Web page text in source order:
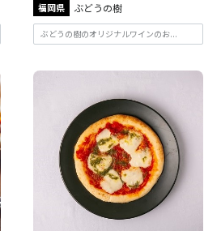
福岡県 ぶどうの樹
ぶどうの樹のオリジナルワインのお...